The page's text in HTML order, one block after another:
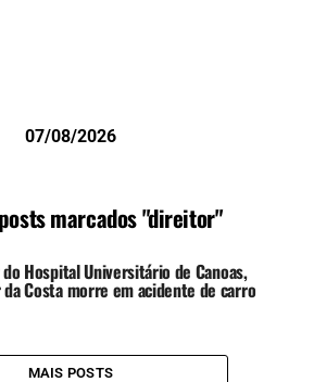
07/08/2026
marcados "direitor"
Hospital Universitário de Canoas,
da Costa morre em acidente de carro
MAIS POSTS